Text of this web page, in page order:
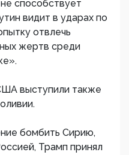
способствует
видит в ударах по
отвлечь
жертв среди
выступили также
бомбить Сирию,
Трамп принял